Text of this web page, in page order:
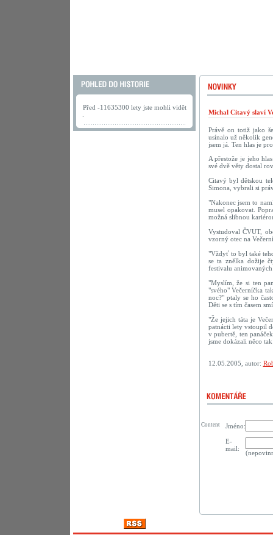
Před -11635300 lety jste mohli vidět
Michal Citavý slaví
Právě on totiž jako
usínalo už několik
jsem já. Ten hlas je
A přestože je jeho
své dvě věty dostal
Citavý byl dětskou
Simona, vybrali si
"Nakonec jsem to
musel opakovat.
možná slibnou
Vystudoval ČVUT,
vzorný otec na
"Vždyť to byl také
se ta znělka dožije
festivalu
"Myslím, že si ten
"svého" Večerníčka
noc?" ptaly se ho
Děti se s tím časem
"Že jejich táta je
patnácti lety vstoupil
v pubertě, ten
jsme dokázali něco
12.05.2005, autor:
Jméno:
E-
mail:
Content